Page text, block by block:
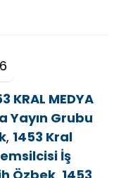
KRAL MEDYA
Yayın Grubu
, 1453 Kral
İş